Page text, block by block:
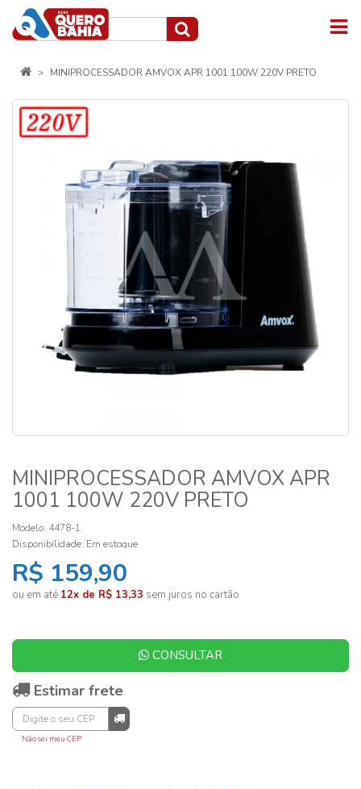
MINIPROCESSADOR AMVOX APR 1001 100W 220V PRETO
MINIPROCESSADOR AMVOX APR
1001 100W 220V PRETO
Modelo: 4478-1
Disponibilidade: Em estoque
R$ 159,90
ou em até 12x de R$ 13,33 sem juros no cartão
CONSULTAR
Estimar frete
Não sei meu CEP